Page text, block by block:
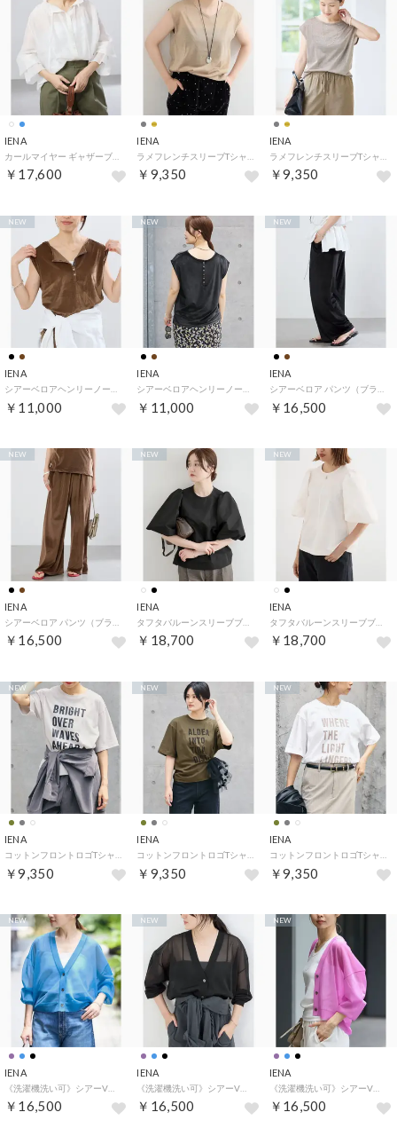
IENA
￥17,600
IENA
￥9,350
IENA
￥9,350
IENA
シアーベロアヘンリーノースリーブ（ブラウン）
￥11,000
NEW
IENA
シアーベロアヘンリーノースリーブ（ブラック）
￥11,000
NEW
IENA
シアーベロア パンツ（ブラック）
￥16,500
NEW
IENA
￥16,500
NEW
IENA
￥18,700
NEW
IENA
タフタバルーンスリーブブラウス（ホワイト）
￥18,700
NEW
IENA
コットンフロントロゴTシャツ （グレーA）
￥9,350
NEW
IENA
コットンフロントロゴTシャツ （カーキ）
￥9,350
NEW
IENA
コットンフロントロゴTシャツ （ホワイト）
￥9,350
NEW
IENA
￥16,500
NEW
IENA
￥16,500
NEW
IENA
《洗濯機洗い可》シアーVネックカーディガン（パープル）
￥16,500
NEW